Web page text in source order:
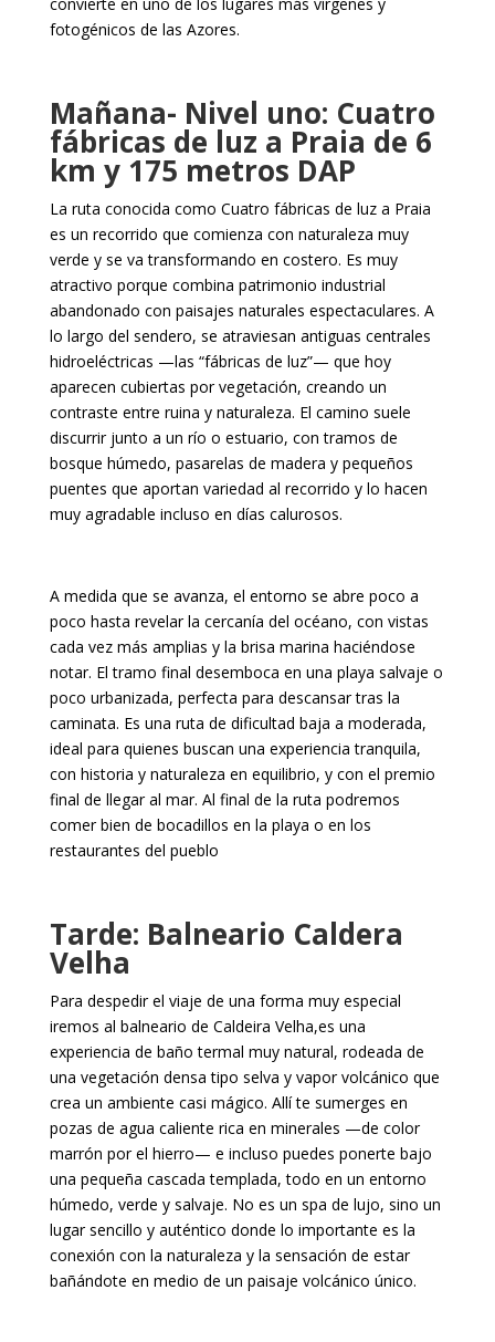
fotogénicos de las Azores.
Mañana- Nivel uno: Cuatro
fábricas de luz a Praia de 6
km y 175 metros DAP
La ruta conocida como Cuatro fábricas de luz a Praia
es un recorrido que comienza con naturaleza muy
verde y se va transformando en costero. Es muy
atractivo porque combina patrimonio industrial
abandonado con paisajes naturales espectaculares. A
lo largo del sendero, se atraviesan antiguas centrales
hidroeléctricas —las “fábricas de luz”— que hoy
aparecen cubiertas por vegetación, creando un
contraste entre ruina y naturaleza. El camino suele
discurrir junto a un río o estuario, con tramos de
bosque húmedo, pasarelas de madera y pequeños
puentes que aportan variedad al recorrido y lo hacen
muy agradable incluso en días calurosos.
A medida que se avanza, el entorno se abre poco a
poco hasta revelar la cercanía del océano, con vistas
cada vez más amplias y la brisa marina haciéndose
notar. El tramo final desemboca en una playa salvaje o
poco urbanizada, perfecta para descansar tras la
caminata. Es una ruta de dificultad baja a moderada,
ideal para quienes buscan una experiencia tranquila,
con historia y naturaleza en equilibrio, y con el premio
final de llegar al mar. Al final de la ruta podremos
comer bien de bocadillos en la playa o en los
restaurantes del pueblo
Tarde: Balneario Caldera
Velha
Para despedir el viaje de una forma muy especial
iremos al balneario de Caldeira Velha,es una
experiencia de baño termal muy natural, rodeada de
una vegetación densa tipo selva y vapor volcánico que
crea un ambiente casi mágico. Allí te sumerges en
pozas de agua caliente rica en minerales —de color
marrón por el hierro— e incluso puedes ponerte bajo
una pequeña cascada templada, todo en un entorno
húmedo, verde y salvaje. No es un spa de lujo, sino un
lugar sencillo y auténtico donde lo importante es la
conexión con la naturaleza y la sensación de estar
bañándote en medio de un paisaje volcánico único.